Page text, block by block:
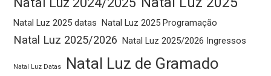
Natal Luz 2025 datas Natal Luz 2025 Programação
Natal Luz 2025/2026 Natal Luz 2025/2026 Ingressos
Natal Luz Datas Natal Luz de Gramado